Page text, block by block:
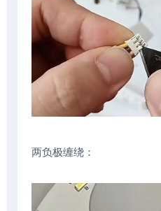
两负极缠绕：